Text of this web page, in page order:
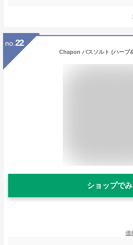
no. 22
Chapon バスソルト (ハーブ
ショップで
価